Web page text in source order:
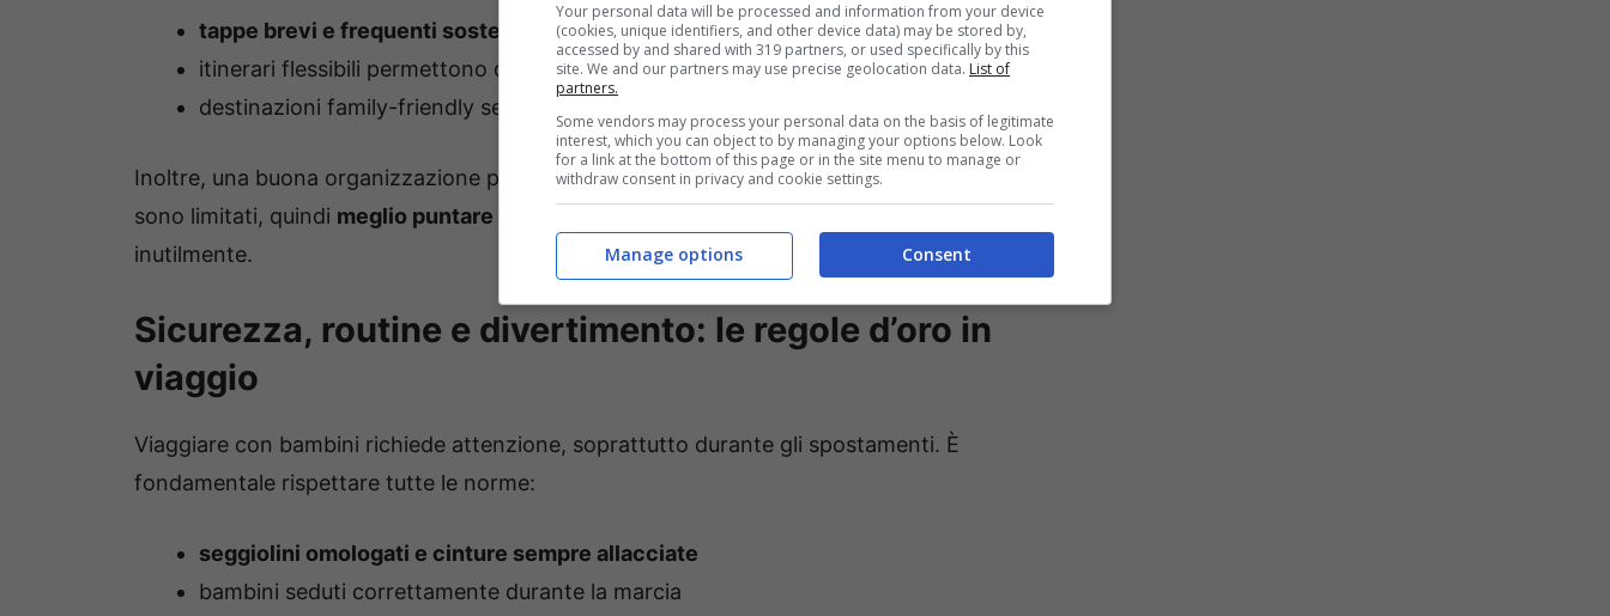
tappe brevi e frequenti soste aiutano a mantenere i bambini sereni
itinerari flessibili permettono di adattarsi a imprevisti o cambi di programma
destinazioni family-friendly semplificano tutta l’esperienza
Inoltre, una buona organizzazione parte anche da ciò che si porta a bordo. Gli spazi
sono limitati, quindi meglio puntare sull’essenziale
inutilmente.
Sicurezza, routine e divertimento: le regole d’oro in
viaggio
Viaggiare con bambini richiede attenzione, soprattutto durante gli spostamenti. È
fondamentale rispettare tutte le norme:
seggiolini omologati e cinture sempre allacciate
bambini seduti correttamente durante la marcia
Your personal data will be processed and information from your device
(cookies, unique identifiers, and other device data) may be stored by,
accessed by and shared with 319 partners, or used specifically by this
site. We and our partners may use precise geolocation data. List of
partners.
Some vendors may process your personal data on the basis of legitimate
interest, which you can object to by managing your options below. Look
for a link at the bottom of this page or in the site menu to manage or
withdraw consent in privacy and cookie settings.
Consent
Manage options